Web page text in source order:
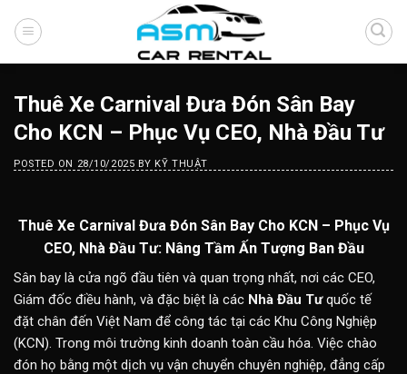
Thuê Xe Carnival Đưa Đón Sân Bay
Cho KCN – Phục Vụ CEO, Nhà Đầu Tư
POSTED ON 28/10/2025 BY KỸ THUẬT
Thuê Xe Carnival Đưa Đón Sân Bay Cho KCN – Phục Vụ
CEO, Nhà Đầu Tư: Nâng Tầm Ấn Tượng Ban Đầu
Sân bay là cửa ngõ đầu tiên và quan trọng nhất, nơi các CEO,
Giám đốc điều hành, và đặc biệt là các Nhà Đầu Tưquốc tế
đặt chân đến Việt Nam để công tác tại các Khu Công Nghiệp
(KCN). Trong môi trường kinh doanh toàn cầu hóa. Việc chào
đón họ bằng một dịch vụ vận chuyển chuyên nghiệp, đẳng cấp